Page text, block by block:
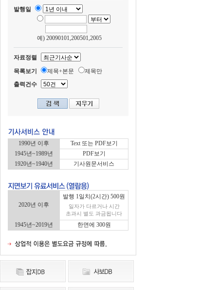
발행일
예) 20090101,200501,2005
자료정렬
목록보기
제목+본문
제목만
출력건수
1990년 이후
Text 또는 PDF보기
1945년~1989년
PDF보기
1920년~1940년
기사원문서비스
2020년 이후
발행 1일치(2시간) 500원
일자가 다르거나 시간
초과시 별도 과금됩니다
1945년~2019년 한면에 300원